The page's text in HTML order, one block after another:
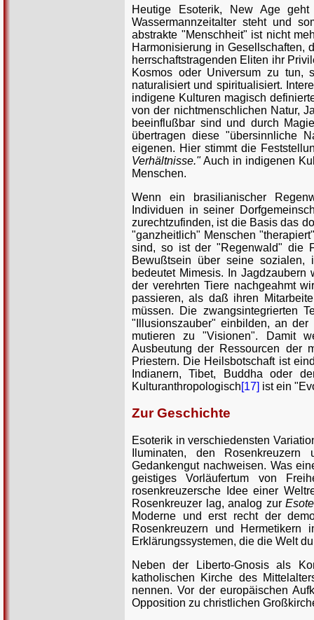
Heutige Esoterik, New Age
Wassermannzeitalter steht und
abstrakte "Menschheit" ist nicht
Harmonisierung in Gesellschaften,
herrschaftstragenden Eliten ihr
Kosmos oder Universum zu tun,
naturalisiert und spiritualisiert.
indigene Kulturen magisch
von der nichtmenschlichen Natur,
beeinflußbar sind und durch
übertragen diese "übersinnliche
eigenen. Hier stimmt die
Verhältnisse."Auch in indigenen
Menschen.
Wenn ein brasilianischer
Individuen in seiner
zurechtzufinden, ist die Basis das
"ganzheitlich" Menschen
sind, so ist der "Regenwald" die
Bewußtsein über seine sozialen,
bedeutet Mimesis. In
der verehrten Tiere nachgeahmt
passieren, als daß ihren
müssen. Die zwangsintegrierten
"Illusionszauber" einbilden, an
mutieren zu "Visionen". Damit
Ausbeutung der Ressourcen der
Priestern. Die Heilsbotschaft ist
Indianern, Tibet, Buddha oder
Kulturanthropologisch[17] ist ein
Zur Geschichte
Esoterik in verschiedensten
Iluminaten, den
Gedankengut nachweisen. Was
geistiges Vorläufertum von
rosenkreuzersche Idee einer
Rosenkreuzer lag, analog zur
Moderne und erst recht der
Rosenkreuzern und Hermetikern
Erklärungssystemen, die die Welt
Neben der Liberto-Gnosis als
katholischen Kirche des
nennen. Vor der europäischen
Opposition zu christlichen